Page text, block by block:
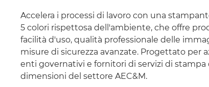
Accelera i processi di lavoro con una
5 colori rispettosa dell'ambiente, che offre
facilità d'uso, qualità professionale delle
misure di sicurezza avanzate. Progettato per
enti governativi e fornitori di servizi di stampa
dimensioni del settore AEC&M.